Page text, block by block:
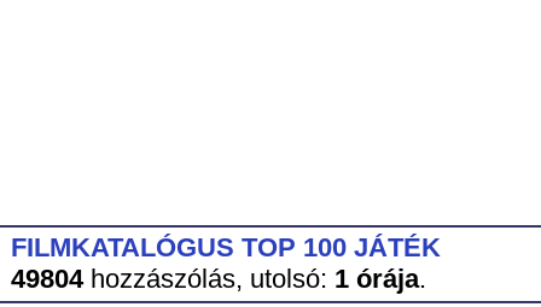
FILMKATALÓGUS TOP 100 JÁTÉK
49804hozzászólás, utolsó: 1 órája.